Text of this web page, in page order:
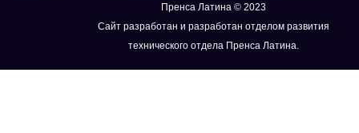
Пренса Латина © 2023
Сайт разработан и разработан отделом развития
технического отдела Пренса Латина.